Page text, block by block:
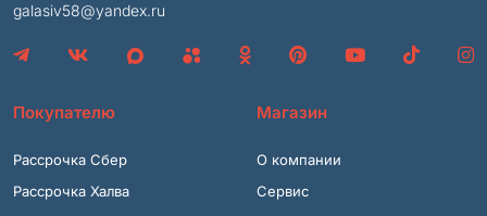
galasiv58@yandex.ru
Покупателю
Рассрочка Сбер
Рассрочка Халва
Магазин
О компании
Сервис